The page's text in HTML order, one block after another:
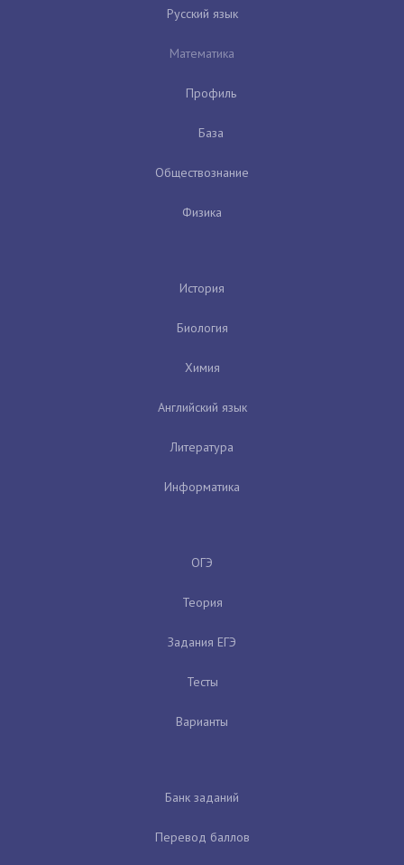
Русский язык
Математика
Профиль
База
Обществознание
Физика
История
Биология
Химия
Английский язык
Литература
Информатика
ОГЭ
Теория
Задания ЕГЭ
Тесты
Варианты
Банк заданий
Перевод баллов